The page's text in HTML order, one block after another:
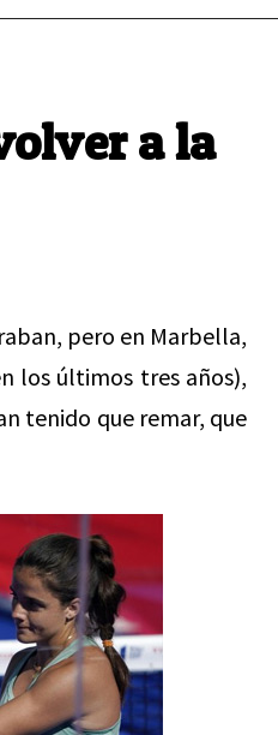
a la
pero en Marbella,
los últimos tres años),
tenido que remar, que